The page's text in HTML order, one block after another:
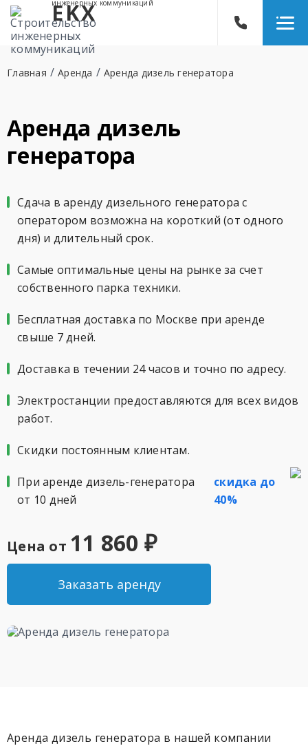
EKX
инженерных коммуникаций
Главная / Аренда / Аренда дизель генератора
Аренда дизель
генератора
Сдача в аренду дизельного генератора с
оператором возможна на короткий (от одного
дня) и длительный срок.
Самые оптимальные цены на рынке за счет
собственного парка техники.
Бесплатная доставка по Москве при аренде
свыше 7 дней.
Доставка в течении 24 часов и точно по адресу.
Электростанции предоставляются для всех видов
работ.
Скидки постоянным клиентам.
При аренде дизель-генератора
от 10 дней
скидка до
40%
Цена от 11 860 ₽
Заказать аренду
Аренда дизель генератора в нашей компании